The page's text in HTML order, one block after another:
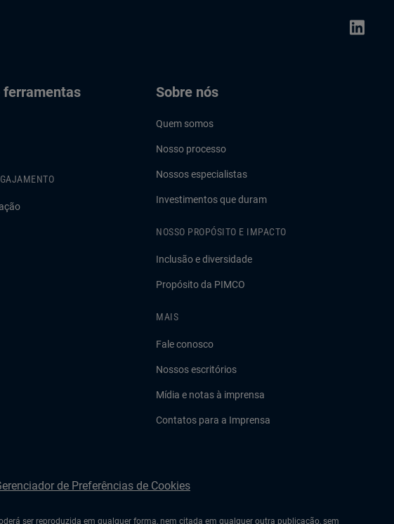
ferramentas Sobre nós
Quem somos
Nosso processo
Nossos especialistas
Investimentos que duram
NOSSO PROPÓSITO E IMPACTO
Inclusão e diversidade
Propósito da PIMCO
MAIS
Fale conosco
Nossos escritórios
Mídia e notas à imprensa
Contatos para a Imprensa
de Preferências de Cookies
ser reproduzida em qualquer forma, nem citada em qualquer outra publicação, sem